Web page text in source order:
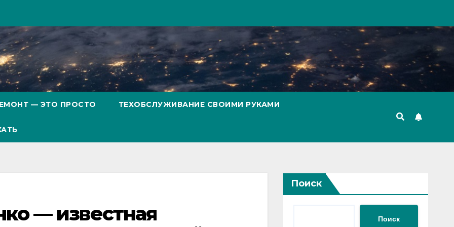
— ЭТО ПРОСТО ТЕХОБСЛУЖИВАНИЕ СВОИМИ РУКАМИ
— известная
Поиск
Поиск